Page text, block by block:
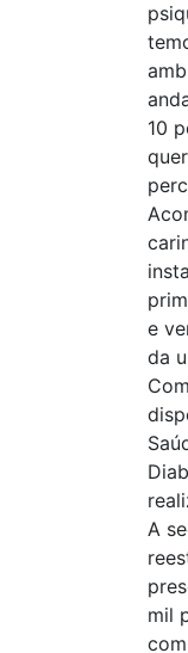
10
e
da
A
mil